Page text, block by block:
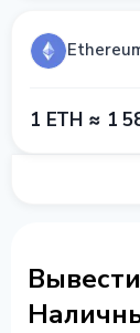
1 ETH ≈ 1